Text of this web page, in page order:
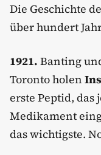
Die Geschichte
über hundert
1921. Banting
Toronto holen
erste Peptid, das
Medikament
das wichtigste.